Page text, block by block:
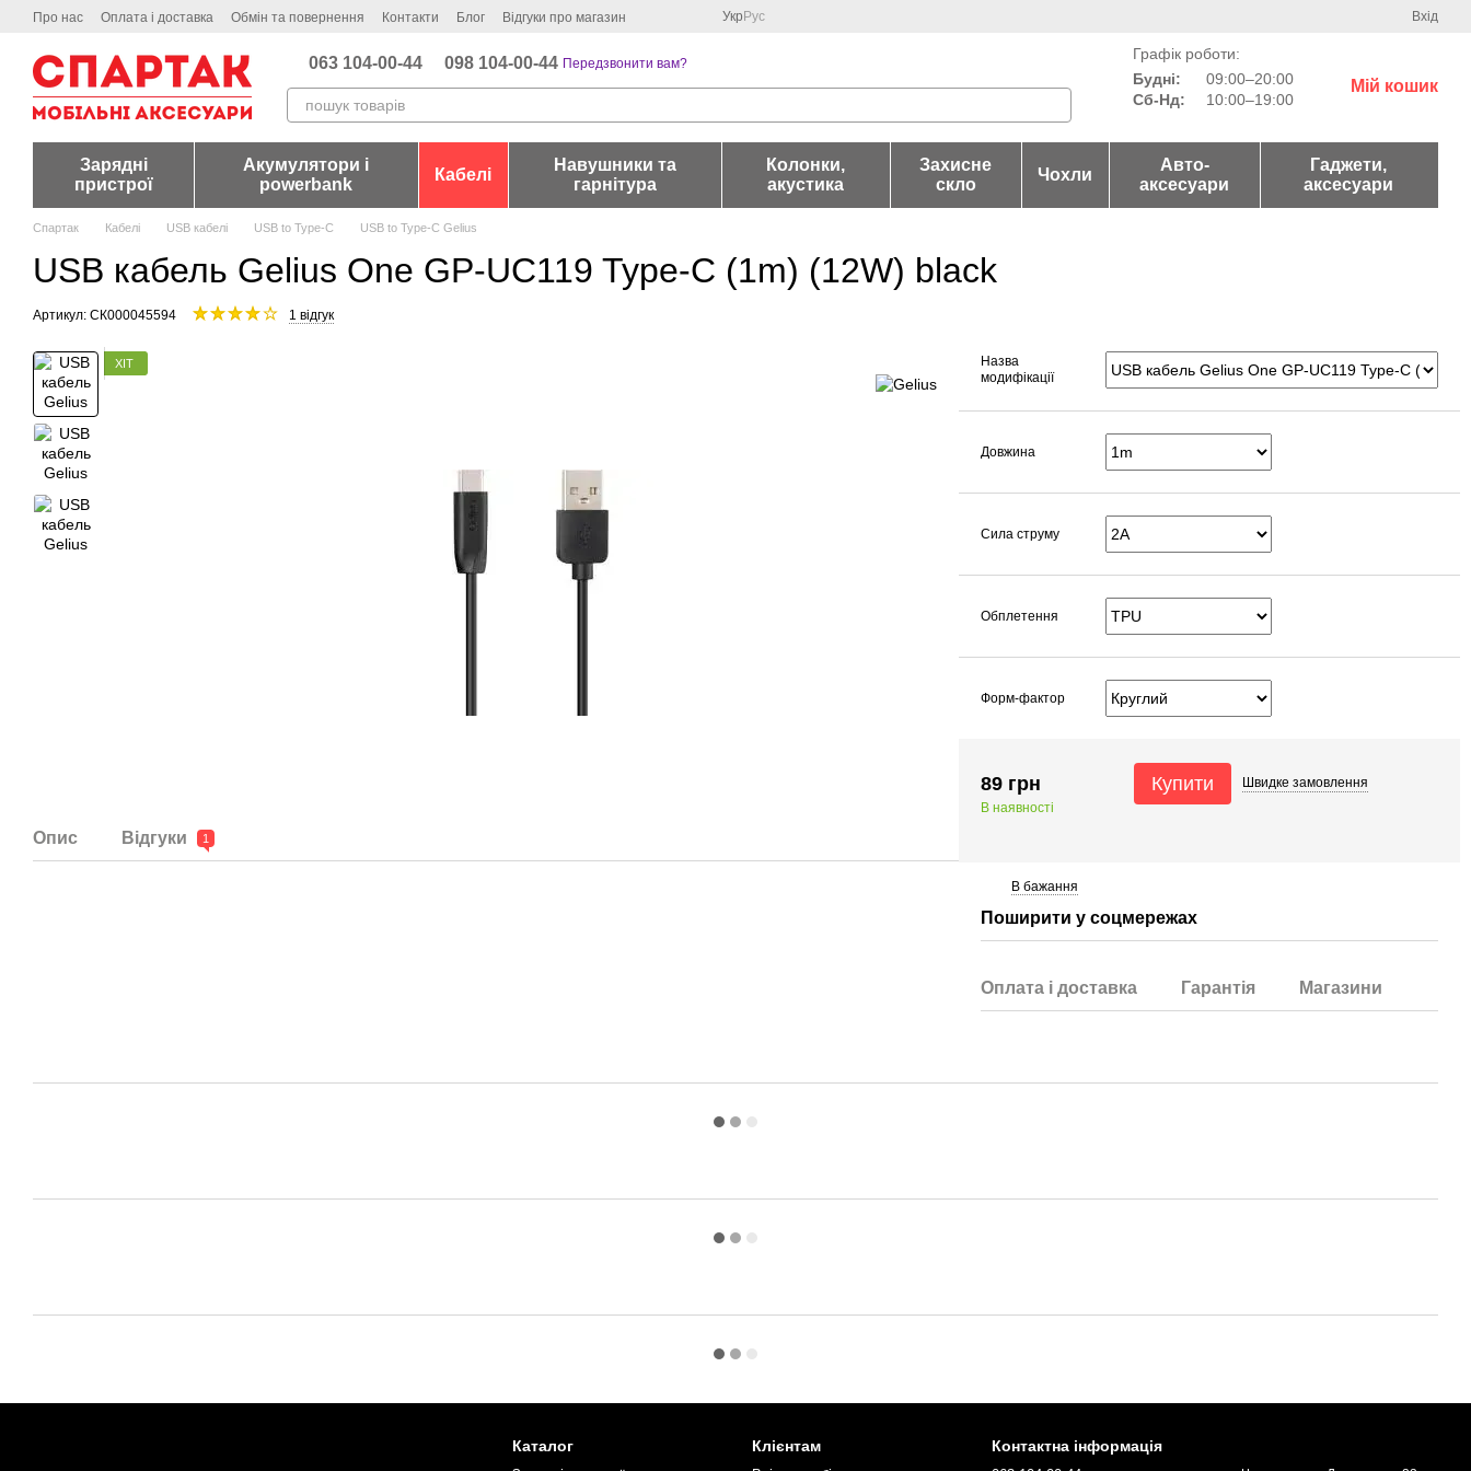
Перейти до основного контенту
Про нас Оплата і доставка Обмін та повернення Контакти Блог Відгуки про магазин Укр Рус Вхід
063 104-00-44 098 104-00-44 Передзвонити вам?
Графік роботи:
Будні:
09:00–20:00
Сб-Нд:
10:00–19:00
Мій кошик
Зарядні
пристрої
Акумулятори і
powerbank
Кабелі
Навушники та
гарнітура
Колонки,
акустика
Захисне
скло
Чохли
Авто-
аксесуари
Гаджети,
аксесуари
Спартак Кабелі USB кабелі USB to Type-C USB to Type-C Gelius
USB кабель Gelius One GP-UC119 Type-C (1m) (12W) black
Артикул: СК000045594 1 відгук
ХІТ
Опис Відгуки 1
Назва
модифікації
Довжина
Сила струму
Обплетення
Форм-фактор
89 грн
В наявності
Купити Швидке замовлення
В бажання
Поширити у соцмережах
Оплата і доставка Гарантія Магазини
Каталог Клієнтам Контактна інформація